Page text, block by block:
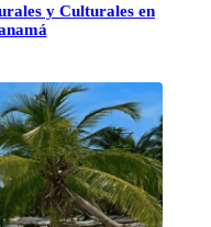
y Culturales en